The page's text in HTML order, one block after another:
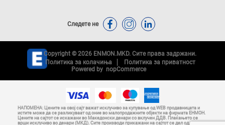
Следете не
Copyright © 2026 ENMON.MKD. Сите права задржани.
Политика за колачиња
Политика за приватност
Powered by nopCommerce
НАПОМЕНА: Цените на овој сајт важат исклучиво за купување од WEB продавницата и
истите може да се разликуваат од оние во малопродажните објекти на фирмата ЕНМОН.
Цените на сајтот се искажани во Македонски денари со вклучен ДДВ. Плаќањето се
врши исклучиво во денари (МКД). Сите производи прикажани на сајтот се дел од нашата